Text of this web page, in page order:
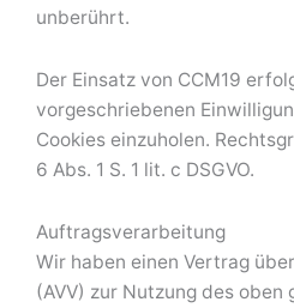
unberührt.
Der Einsatz von CCM19
vorgeschriebenen
Cookies einzuholen.
6 Abs. 1 S. 1 lit. c DSGVO.
Auftragsverarbeitung
Wir haben einen Vertrag
(AVV) zur Nutzung des oben